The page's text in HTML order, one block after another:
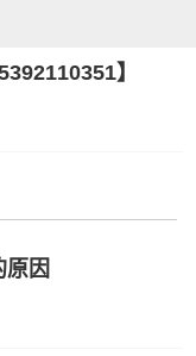
】
原因